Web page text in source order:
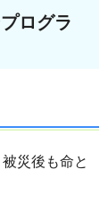
ログラ
災後も命と